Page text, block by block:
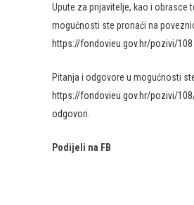
Upute za prijavitelje, kao i obrasce
mogućnosti ste pronaći na
https://fondovieu.gov.hr/pozivi/108
Pitanja i odgovore u mogućnosti
https://fondovieu.gov.hr/pozivi/
odgovori
Podijeli na FB